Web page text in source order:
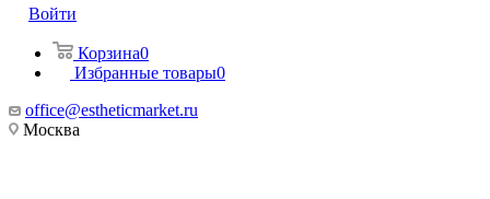
Войти
Корзина0
Избранные товары0
office@estheticmarket.ru
Москва